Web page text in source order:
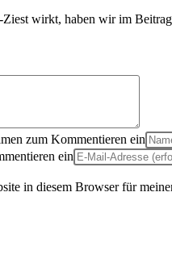
wirkt, haben wir im
zum Kommentieren ein
ein
in diesem Browser für